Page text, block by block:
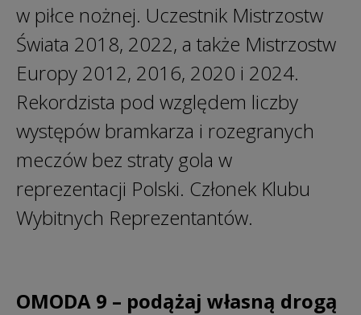
w piłce nożnej. Uczestnik Mistrzostw
Świata 2018, 2022, a także Mistrzostw
Europy 2012, 2016, 2020 i 2024.
Rekordzista pod względem liczby
występów bramkarza i rozegranych
meczów bez straty gola w
reprezentacji Polski. Członek Klubu
Wybitnych Reprezentantów.
OMODA 9 – podążaj własną drogą